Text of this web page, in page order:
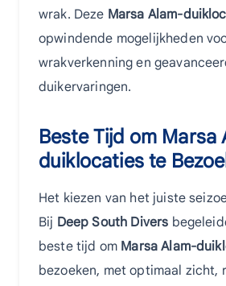
wrak. Deze Marsa Alam-
opwindende mogelijkheden
wrakverkenning en
duikervaringen.
Beste Tijd om Marsa
duiklocaties te
Het kiezen van het juiste
Bij Deep South Divers
beste tijd om Marsa Alam-
bezoeken, met optimaal zicht,